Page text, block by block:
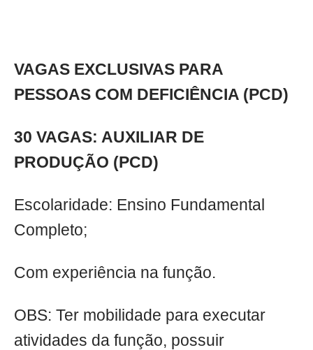
VAGAS EXCLUSIVAS PARA
PESSOAS COM DEFICIÊNCIA (PCD)
30 VAGAS: AUXILIAR DE
PRODUÇÃO (PCD)
Escolaridade: Ensino Fundamental
Completo;
Com experiência na função.
OBS: Ter mobilidade para executar
atividades da função, possuir